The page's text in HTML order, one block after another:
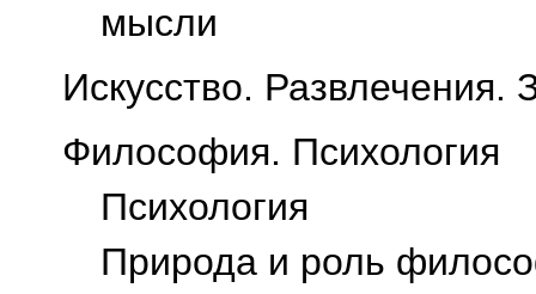
мысли
Искусство. Развлечения.
Философия. Психология
Психология
Природа и роль